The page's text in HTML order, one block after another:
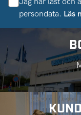
persondata. Läs